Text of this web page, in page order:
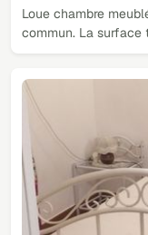
Loue chambre
commun. La surface